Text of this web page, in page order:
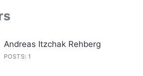
Andreas Itzchak Rehberg
POSTS: 1